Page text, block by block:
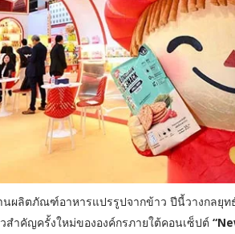
ผลิตภัณฑ์อาหารแปรรูปจากข้าว ปีนี้วางกลยุท
ำคัญครั้งใหม่ขององค์กรภายใต้คอนเซ็ปต์